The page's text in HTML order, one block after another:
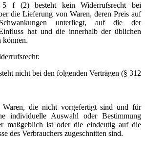
f (2) besteht kein Widerrufsrecht bei
die Lieferung von Waren, deren Preis auf
unterliegt, auf die der
hat und die innerhalb der üblichen
können.
nicht bei den folgenden Verträgen (§ 312
die nicht vorgefertigt sind und für
individuelle Auswahl oder Bestimmung
maßgeblich ist oder die eindeutig auf die
des Verbrauchers zugeschnitten sind.